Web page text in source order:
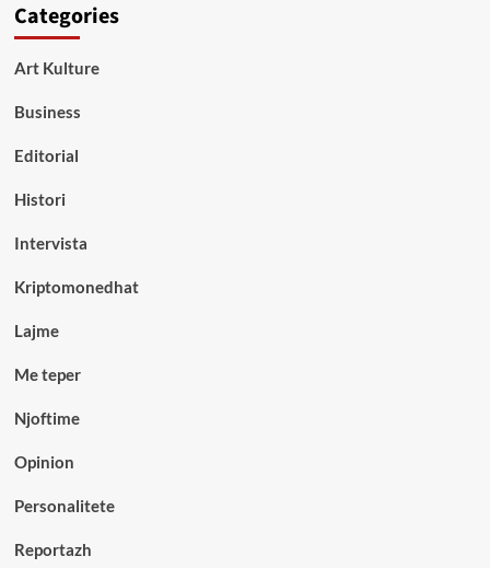
Categories
Art Kulture
Business
Editorial
Histori
Intervista
Kriptomonedhat
Lajme
Me teper
Njoftime
Opinion
Personalitete
Reportazh